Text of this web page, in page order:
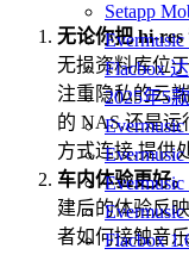
Setapp
Flacbox
2025年5
Flacbox
无论你把 hi-res
无损资料库位
注重隐私的云
的 NAS,还是运
方式连接,提供
车内体验更好。
建后的体验反
者如何接触音